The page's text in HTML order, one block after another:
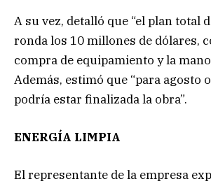
A su vez, detalló que “el plan total
ronda los 10 millones de dólares,
compra de equipamiento y la mano
Además, estimó que “para agosto
podría estar finalizada la obra”.
ENERGÍA LIMPIA
El representante de la empresa